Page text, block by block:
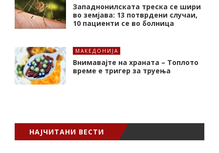
Западнонилската треска се шири
во земјава: 13 потврдени случаи,
10 пациенти се во болница
МАКЕДОНИЈА
Внимавајте на храната – Топлото
време е тригер за труења
НАЈЧИТАНИ ВЕСТИ